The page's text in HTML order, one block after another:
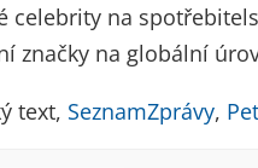
celebrity na
značky na globální
text, SeznamZprávy,